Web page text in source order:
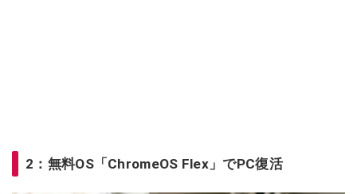
2：無料OS「ChromeOS Flex」でPC復活